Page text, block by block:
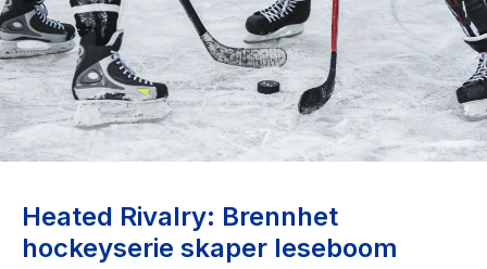
Heated Rivalry: Brennhet
hockeyserie skaper leseboom